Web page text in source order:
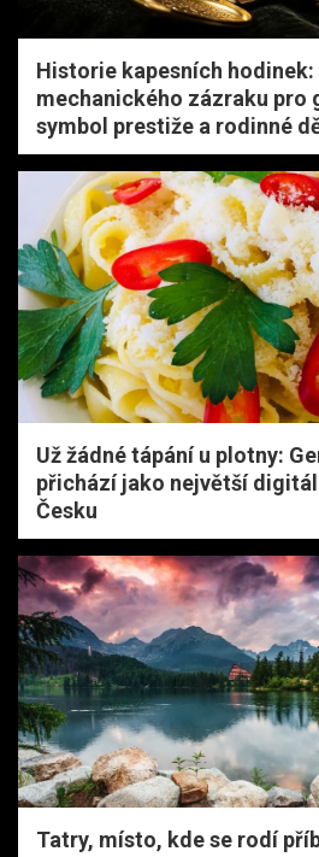
Historie kapesních hodinek:
mechanického zázraku pro
symbol prestiže a rodinné
Už žádné tápání u plotny:
přichází jako největší
Česku
Tatry, místo, kde se rodí